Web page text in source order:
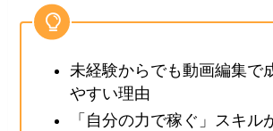
未経験からでも動画編集で
やすい理由
「自分の力で稼ぐ」スキル